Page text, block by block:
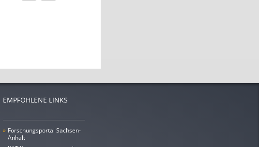
EMPFOHLENE LINKS
» Forschungsportal Sachsen-
Anhalt